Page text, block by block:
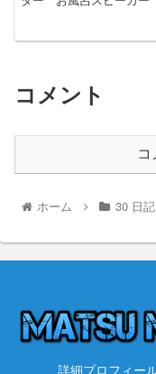
コメント
コ
ホーム 30 日
詳細プロフィー